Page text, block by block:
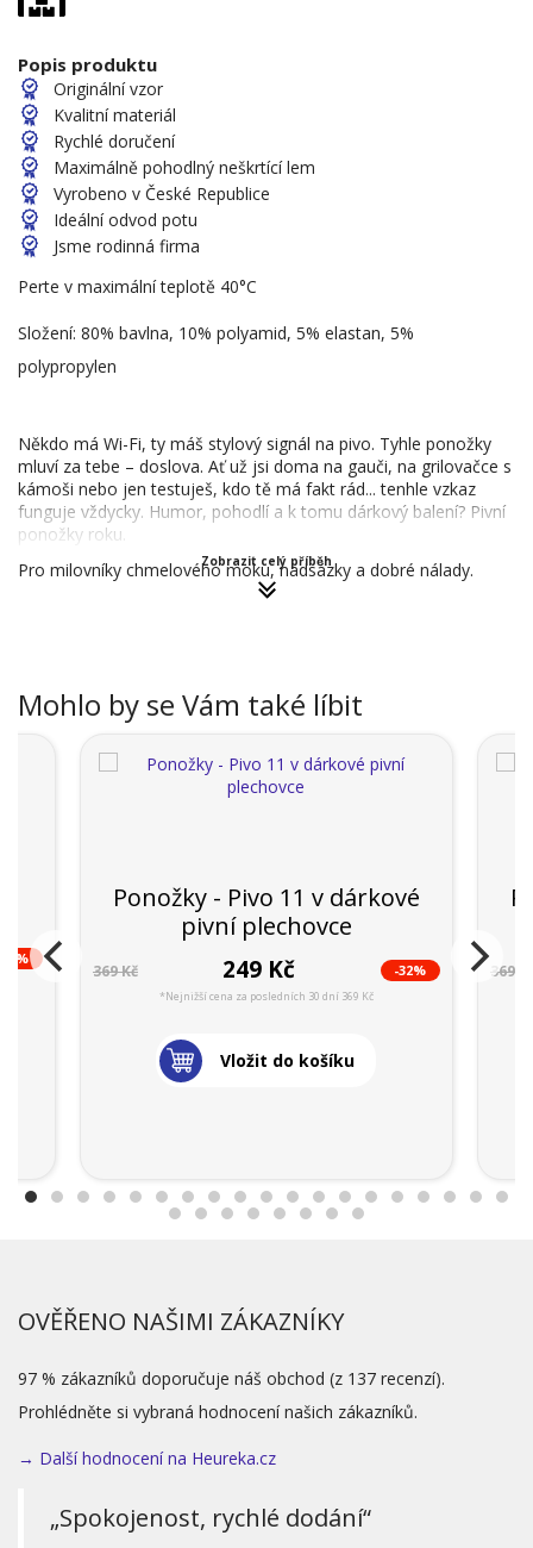
Popis produktu
Originální vzor
Kvalitní materiál
Rychlé doručení
Maximálně pohodlný neškrtící lem
Vyrobeno v České Republice
Ideální odvod potu
Jsme rodinná firma
Perte v maximální teplotě 40°C
Složení: 80% bavlna, 10% polyamid, 5% elastan, 5%
polypropylen
Někdo má Wi-Fi, ty máš stylový signál na pivo. Tyhle ponožky
mluví za tebe – doslova. Ať už jsi doma na gauči, na grilovačce s
kámoši nebo jen testuješ, kdo tě má fakt rád... tenhle vzkaz
funguje vždycky. Humor, pohodlí a k tomu dárkový balení? Pivní
ponožky roku.
Pro milovníky chmelového moku, nadsázky a dobré nálady.
Zobrazit celý příběh
Mohlo by se Vám také líbit
Ponožky - Pivo 11 v dárkové
pivní plechovce
369 Kč 249 Kč -32%
*Nejnižší cena za posledních 30 dní 369 Kč
Vložit do košíku
369
OVĚŘENO NAŠIMI ZÁKAZNÍKY
97 % zákazníků doporučuje náš obchod (z 137 recenzí).
Prohlédněte si vybraná hodnocení našich zákazníků.
→ Další hodnocení na Heureka.cz
„Spokojenost, rychlé dodání“